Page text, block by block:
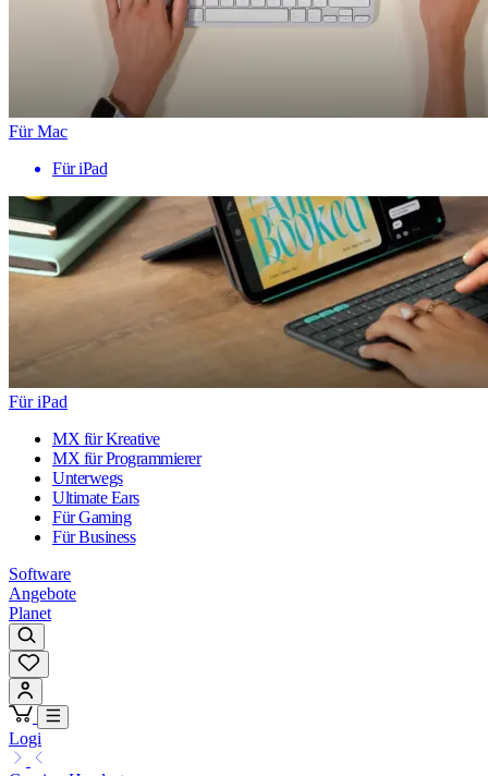
Für Mac
Für iPad
Für iPad
MX für Kreative
MX für Programmierer
Unterwegs
Ultimate Ears
Für Gaming
Für Business
Software
Angebote
Planet
Logi